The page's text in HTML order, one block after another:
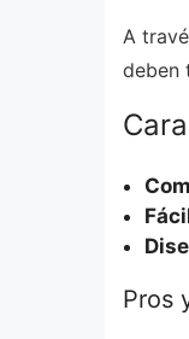
A
deben
Pros